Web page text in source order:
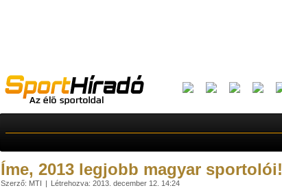
Íme, 2013 legjobb magyar sportolói!
Szerző: MTI Létrehozva: 2013. december 12. 14:24